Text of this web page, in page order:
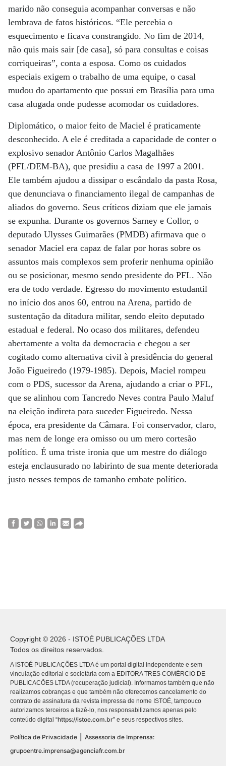
marido não conseguia acompanhar conversas e não
lembrava de fatos históricos. “Ele percebia o
esquecimento e ficava constrangido. No fim de 2014,
não quis mais sair [de casa], só para consultas e coisas
corriqueiras”, conta a esposa. Como os cuidados
especiais exigem o trabalho de uma equipe, o casal
mudou do apartamento que possui em Brasília para uma
casa alugada onde pudesse acomodar os cuidadores.
Diplomático, o maior feito de Maciel é praticamente
desconhecido. A ele é creditada a capacidade de conter o
explosivo senador Antônio Carlos Magalhães
(PFL/DEM-BA), que presidiu a casa de 1997 a 2001.
Ele também ajudou a dissipar o escândalo da pasta Rosa,
que denunciava o financiamento ilegal de campanhas de
aliados do governo. Seus críticos diziam que ele jamais
se expunha. Durante os governos Sarney e Collor, o
deputado Ulysses Guimarães (PMDB) afirmava que o
senador Maciel era capaz de falar por horas sobre os
assuntos mais complexos sem proferir nenhuma opinião
ou se posicionar, mesmo sendo presidente do PFL. Não
era de todo verdade. Egresso do movimento estudantil
no início dos anos 60, entrou na Arena, partido de
sustentação da ditadura militar, sendo eleito deputado
estadual e federal. No ocaso dos militares, defendeu
abertamente a volta da democracia e chegou a ser
cogitado como alternativa civil à presidência do general
João Figueiredo (1979-1985). Depois, Maciel rompeu
com o PDS, sucessor da Arena, ajudando a criar o PFL,
que se alinhou com Tancredo Neves contra Paulo Maluf
na eleição indireta para suceder Figueiredo. Nessa
época, era presidente da Câmara. Foi conservador, claro,
mas nem de longe era omisso ou um mero cortesão
político. É uma triste ironia que um mestre do diálogo
esteja enclausurado no labirinto de sua mente deteriorada
justo nesses tempos de tamanho embate político.
Copyright © 2026 - ISTOÉ PUBLICAÇÕES LTDA
Todos os direitos reservados.
A ISTOÉ PUBLICAÇÕES LTDA é um portal digital independente e sem
vinculação editorial e societária com a EDITORA TRES COMÉRCIO DE
PUBLICACÕES LTDA (recuperação judicial). Informamos também que não
realizamos cobranças e que também não oferecemos cancelamento do
contrato de assinatura da revista impressa de nome ISTOÉ, tampouco
autorizamos terceiros a fazê-lo, nos responsabilizamos apenas pelo
conteúdo digital “https://istoe.com.br” e seus respectivos sites.
Política de Privacidade
Assessoria de Imprensa:
grupoentre.imprensa@agenciafr.com.br